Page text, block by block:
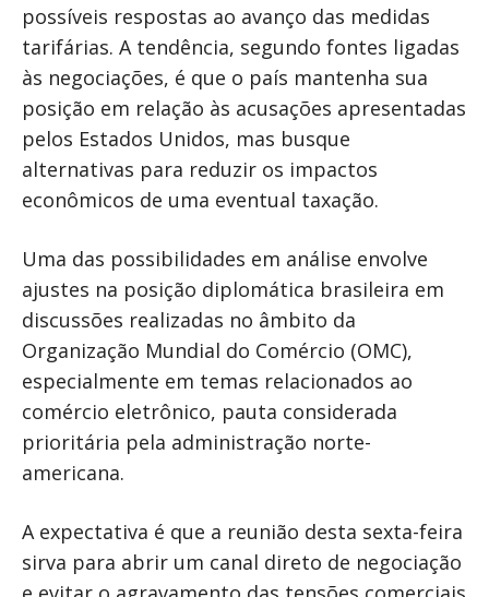
possíveis respostas ao avanço das medidas
tarifárias. A tendência, segundo fontes ligadas
às negociações, é que o país mantenha sua
posição em relação às acusações apresentadas
pelos Estados Unidos, mas busque
alternativas para reduzir os impactos
econômicos de uma eventual taxação.
Uma das possibilidades em análise envolve
ajustes na posição diplomática brasileira em
discussões realizadas no âmbito da
Organização Mundial do Comércio (OMC),
especialmente em temas relacionados ao
comércio eletrônico, pauta considerada
prioritária pela administração norte-
americana.
A expectativa é que a reunião desta sexta-feira
sirva para abrir um canal direto de negociação